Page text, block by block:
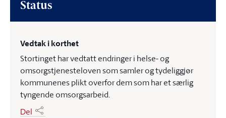
Status
Vedtak i korthet
Stortinget har vedtatt endringer i helse- og
omsorgstjenesteloven som samler og tydeliggjør
kommunenes plikt overfor dem som har et særlig
tyngende omsorgsarbeid.
Del